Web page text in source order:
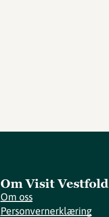
Om Visit Vestfold
Om oss
Personvernerklæring